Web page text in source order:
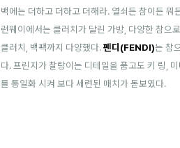
백에는 더하고 더하고 더해라. 열쇠든 참이든
런웨이에서는 클러치가 달린 가방, 다양한 참으
클러치, 백팩까지 다양했다.펜디(FENDI)는 참
다. 프린지가 찰랑이는 디테일을 품고도 키 링,
를 통일화 시켜 보다 세련된 매치가 돋보였다.